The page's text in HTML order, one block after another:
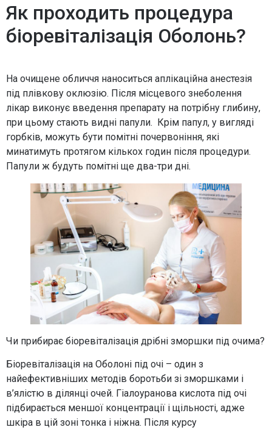
Як проходить процедура
біоревіталізація Оболонь?
На очищене обличчя наноситься аплікаційна анестезія
під плівкову оклюзію. Після місцевого знеболення
лікар виконує введення препарату на потрібну глибину,
при цьому стають видні папули. Крім папул, у вигляді
горбків, можуть бути помітні почервоніння, які
минатимуть протягом кількох годин після процедури.
Папули ж будуть помітні ще два-три дні.
Чи прибирає біоревіталізація дрібні зморшки під очима?
Біоревіталізація на Оболоні під очі – один з
найефективніших методів боротьби зі зморшками і
в’ялістю в ділянці очей. Гіалоуранова кислота під очі
підбирається меншої концентрації і щільності, адже
шкіра в цій зоні тонка і ніжна. Після курсу